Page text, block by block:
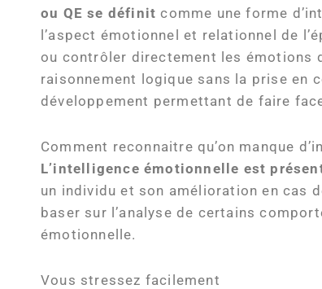
ou QE se définit comme une forme
l’aspect émotionnel et relationnel de
ou contrôler directement les émotions
raisonnement logique sans la prise en
développement permettant de faire
Comment reconnaitre qu’on manque
L’intelligence émotionnelle est
un individu et son amélioration en cas
baser sur l’analyse de certains
émotionnelle.
Vous stressez facilement